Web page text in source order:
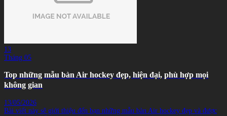
13
Tháng 05
Top những mẫu bàn Air hockey đẹp, hiện đại, phù hợp mọi
không gian
13/05/2026
Bài viết này sẽ giới thiệu đến bạn những mẫu bàn Air hockey đẹp và được